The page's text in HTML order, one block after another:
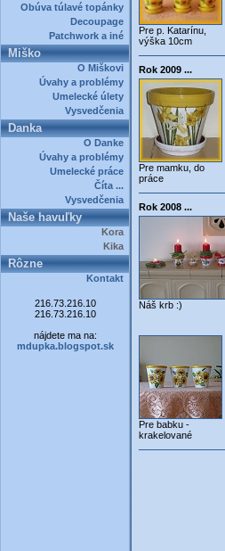
Obúva túlavé topánky
Decoupage
Patchwork a iné
Miško
O Miškovi
Úvahy a problémy
Umelecké úlety
Vysvedčenia
Danka
O Danke
Úvahy a problémy
Umelecké práce
Číta ...
Vysvedčenia
Naše havuľky
Kora
Kika
Rôzne
Kontakt
216.73.216.10
216.73.216.10
nájdete ma na:
mdupka.blogspot.sk
Pre p. Katarínu,
výška 10cm
Rok 2009 ...
Pre mamku, do
práce
Rok 2008 ...
Náš krb :)
Pre babku -
krakelované